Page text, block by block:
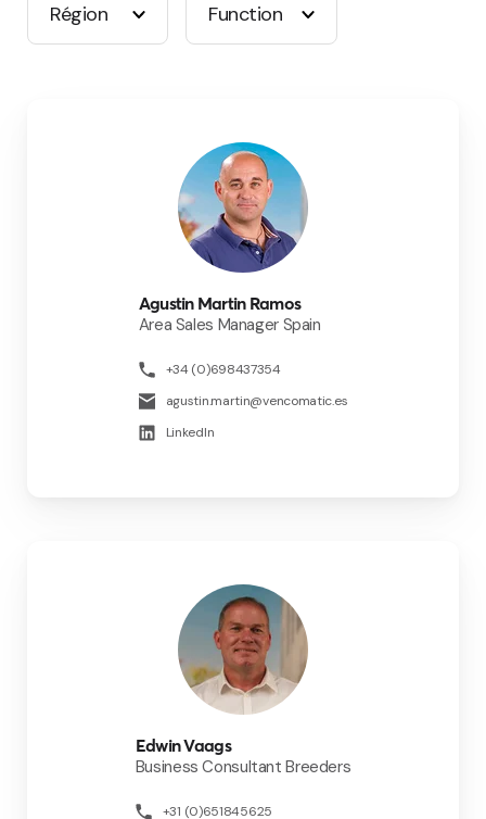
Région Function
Agustin Martin Ramos
Area Sales Manager Spain
+34 (0)698437354
agustin.martin@vencomatic.es
LinkedIn
Edwin Vaags
Business Consultant Breeders
+31 (0)651845625